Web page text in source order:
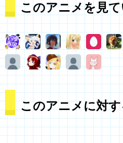
このアニメを見
このアニメに対